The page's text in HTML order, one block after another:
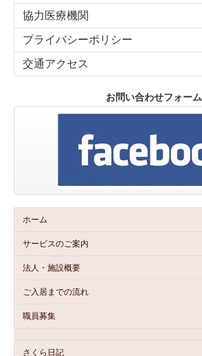
協力医療機関
プライバシーポリシー
交通アクセス
お問い合わせフォーム
ホーム
サービスのご案内
法人・施設概要
ご入居までの流れ
職員募集
さくら日記